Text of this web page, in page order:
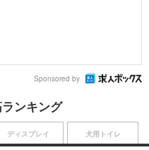
Sponsored by
ンキング
ディスプレイ 犬用トイレ